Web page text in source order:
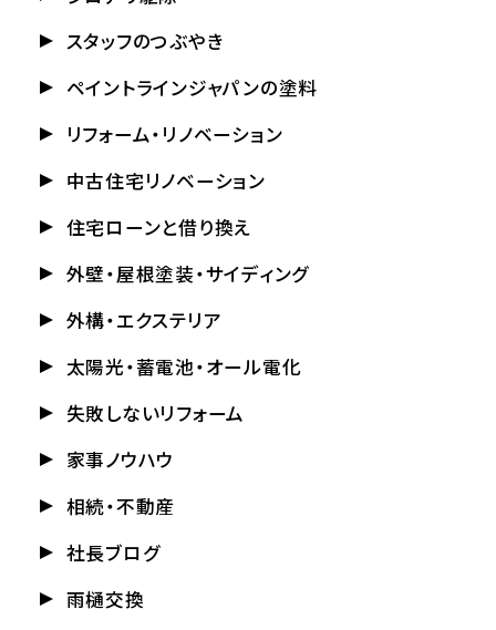
スタッフのつぶやき
ペイントラインジャパンの塗料
リフォーム・リノベーション
中古住宅リノベーション
住宅ローンと借り換え
外壁・屋根塗装・サイディング
外構・エクステリア
太陽光・蓄電池・オール電化
失敗しないリフォーム
家事ノウハウ
相続・不動産
社長ブログ
雨樋交換